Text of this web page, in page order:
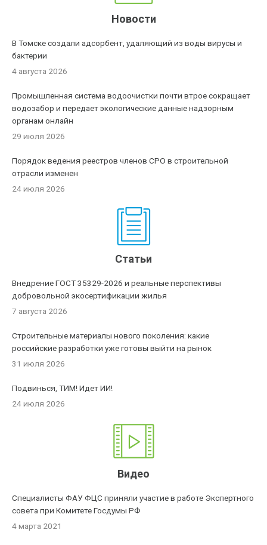
Новости
В Томске создали адсорбент, удаляющий из воды вирусы и
бактерии
4 августа 2026
Промышленная система водоочистки почти втрое сокращает
водозабор и передает экологические данные надзорным
органам онлайн
29 июля 2026
Порядок ведения реестров членов СРО в строительной
отрасли изменен
24 июля 2026
Статьи
Внедрение ГОСТ 35329-2026 и реальные перспективы
добровольной экосертификации жилья
7 августа 2026
Строительные материалы нового поколения: какие
российские разработки уже готовы выйти на рынок
31 июля 2026
Подвинься, ТИМ! Идет ИИ!
24 июля 2026
Видео
Специалисты ФАУ ФЦС приняли участие в работе Экспертного
совета при Комитете Госдумы РФ
4 марта 2021